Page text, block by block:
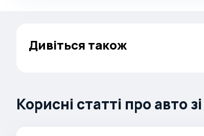
Aurus
Avatr
Дивіться також
Корисні статті про авто